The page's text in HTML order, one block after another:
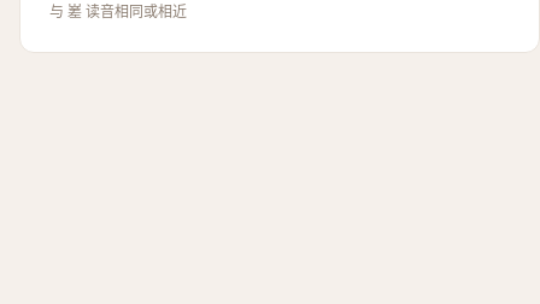
与 嵳 读音相同或相近